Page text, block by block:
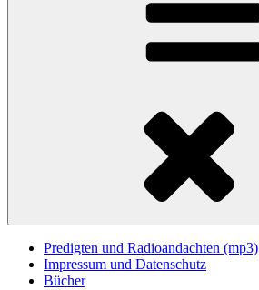
Predigten und Radioandachten (mp3)
Impressum und Datenschutz
Bücher